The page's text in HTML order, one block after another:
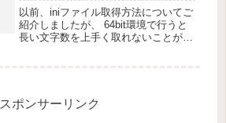
以前、iniファイル取得方法についてご
紹介しましたが、 64bit環境で行うと
長い文字数を上手く取れないことがあ
スポンサーリンク